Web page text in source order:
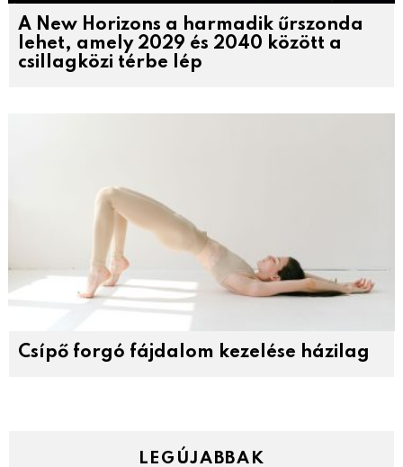
A New Horizons a harmadik űrszonda
lehet, amely 2029 és 2040 között a
csillagközi térbe lép
Csípő forgó fájdalom kezelése házilag
LEGÚJABBAK